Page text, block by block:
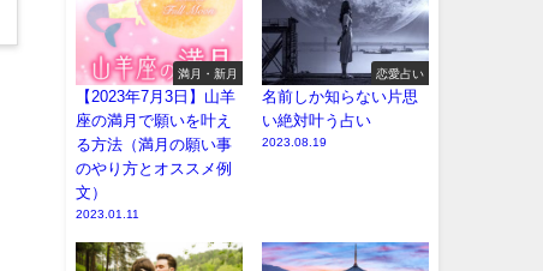
満月・新月
【2023年7月3日】山羊
座の満月で願いを叶え
る方法（満月の願い事
のやり方とオススメ例
文）
2023.01.11
恋愛占い
名前しか知らない片思
い絶対叶う占い
2023.08.19